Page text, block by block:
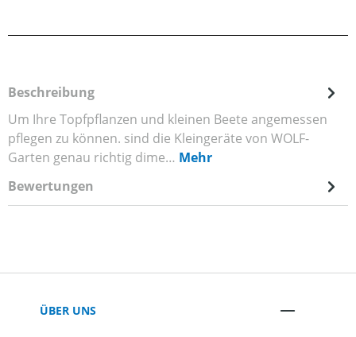
Beschreibung
Um Ihre Topfpflanzen und kleinen Beete angemessen
pflegen zu können. sind die Kleingeräte von WOLF-
Garten genau richtig dime… Mehr
Bewertungen
ÜBER UNS